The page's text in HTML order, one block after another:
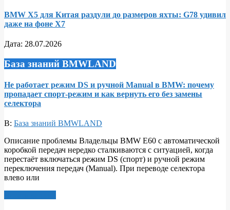
BMW X5 для Китая раздули до размеров яхты: G78 удивил
даже на фоне X7
Дата: 28.07.2026
База знаний BMWLAND
Не работает режим DS и ручной Manual в BMW: почему
пропадает спорт‑режим и как вернуть его без замены
селектора
В: База знаний BMWLAND
Описание проблемы Владельцы BMW E60 с автоматической
коробкой передач нередко сталкиваются с ситуацией, когда
перестаёт включаться режим DS (спорт) и ручной режим
переключения передач (Manual). При переводе селектора
влево или